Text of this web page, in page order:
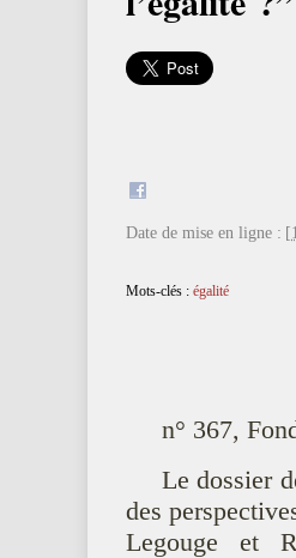
Date de mise en ligne :
Mots-clés : égalité
n° 367,
Le dossier
des
Legouge et